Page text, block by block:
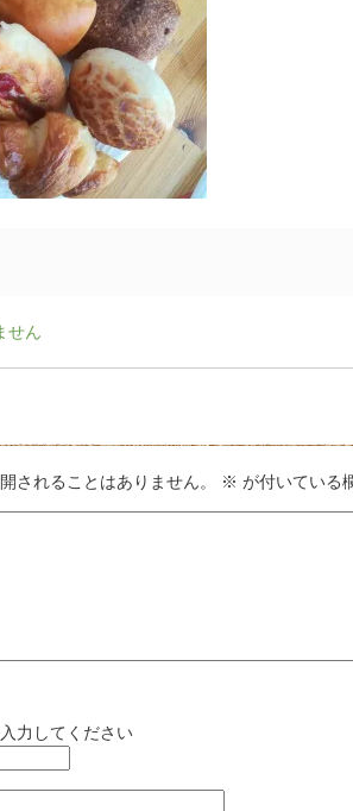
せん
されることはありません。 ※ が付いている
力してください